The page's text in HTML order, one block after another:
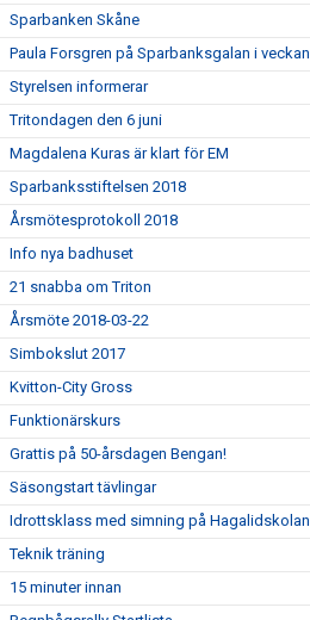
Sparbanken Skåne
Paula Forsgren på Sparbanksgalan i veckan
Styrelsen informerar
Tritondagen den 6 juni
Magdalena Kuras är klart för EM
Sparbanksstiftelsen 2018
Årsmötesprotokoll 2018
Info nya badhuset
21 snabba om Triton
Årsmöte 2018-03-22
Simbokslut 2017
Kvitton-City Gross
Funktionärskurs
Grattis på 50-årsdagen Bengan!
Säsongstart tävlingar
Idrottsklass med simning på Hagalidskolan
Teknik träning
15 minuter innan